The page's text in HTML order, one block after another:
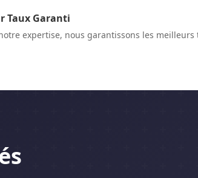
Taux Garanti
expertise, nous garantissons les meilleurs